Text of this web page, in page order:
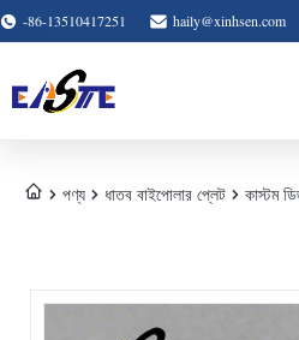
-86-13510417251 haily@xinhsen.com
পণ্য ধাতব বাইপোলার প্লেট কাস্টম